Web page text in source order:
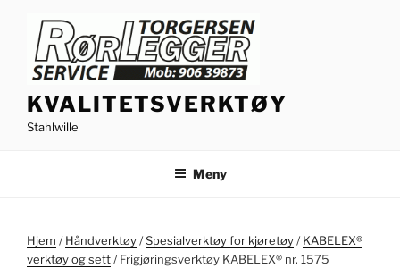
innhold
KVALITETSVERKTØY
Stahlwille
Meny
Hjem /Håndverktøy/Spesialverktøy for kjøretøy/KABELEX®
verktøy og sett/ Frigjøringsverktøy KABELEX® nr. 1575